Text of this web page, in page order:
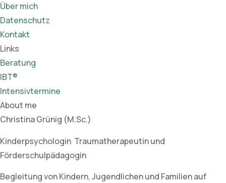
Über mich
Datenschutz
Kontakt
Links
Beratung
IBT®
Intensivtermine
About me
Christina Grünig (M.Sc.)
Kinderpsychologin Traumatherapeutin und
Förderschulpädagogin
Begleitung von Kindern, Jugendlichen und Familien auf